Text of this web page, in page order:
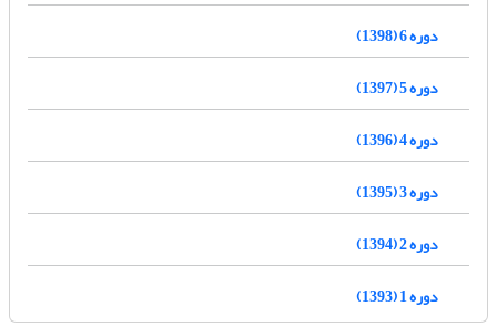
دوره 6 (1398)
دوره 5 (1397)
دوره 4 (1396)
دوره 3 (1395)
دوره 2 (1394)
دوره 1 (1393)